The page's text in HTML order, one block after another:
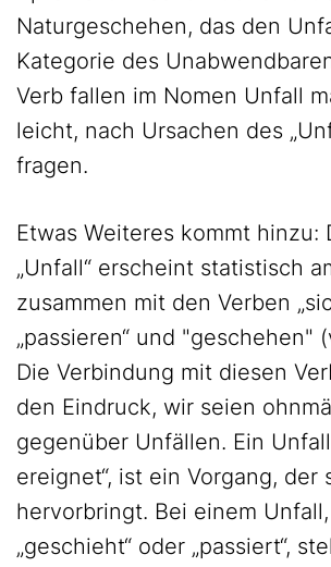
Naturgeschehen, das den
Kategorie des
Verb fallen im Nomen Unfall
leicht, nach Ursachen des
fragen.
Etwas Weiteres kommt hinzu:
„Unfall“ erscheint statistisch
zusammen mit den Verben
„passieren“ und "geschehen"
Die Verbindung mit diesen
den Eindruck, wir seien
gegenüber Unfällen. Ein
ereignet“, ist ein Vorgang, der
hervorbringt. Bei einem
„geschieht“ oder „passiert“,